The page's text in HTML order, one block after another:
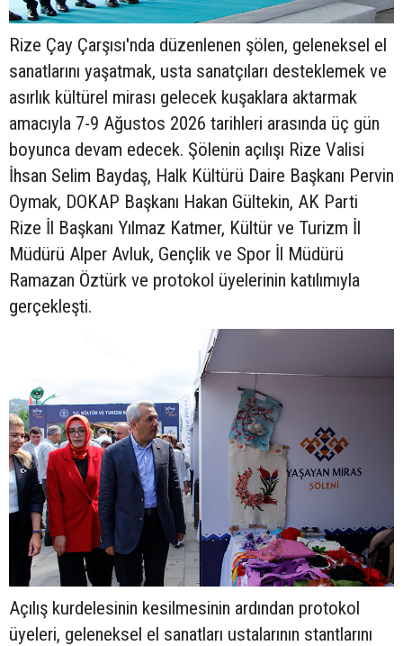
Rize Çay Çarşısı'nda düzenlenen şölen, geleneksel el
sanatlarını yaşatmak, usta sanatçıları desteklemek ve
asırlık kültürel mirası gelecek kuşaklara aktarmak
amacıyla 7-9 Ağustos 2026 tarihleri arasında üç gün
boyunca devam edecek. Şölenin açılışı Rize Valisi
İhsan Selim Baydaş, Halk Kültürü Daire Başkanı Pervin
Oymak, DOKAP Başkanı Hakan Gültekin, AK Parti
Rize İl Başkanı Yılmaz Katmer, Kültür ve Turizm İl
Müdürü Alper Avluk, Gençlik ve Spor İl Müdürü
Ramazan Öztürk ve protokol üyelerinin katılımıyla
gerçekleşti.
Açılış kurdelesinin kesilmesinin ardından protokol
üyeleri, geleneksel el sanatları ustalarının stantlarını